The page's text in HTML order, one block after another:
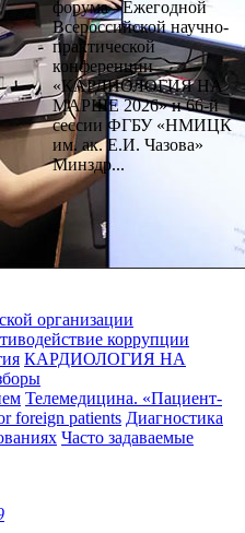
форума - Ежегодной
Всероссийской научно-
практической
конференции
«КАРДИОЛОГИЯ НА
МАРШЕ 2026» и 66-й
сессии ФГБУ «НМИЦК
им. ак. Е.И. Чазова»
Минздр...
организации
коррупции
КАРДИОЛОГИЯ НА
Телемедицина. «Пациент-
foreign patients Диагностика
Часто задаваемые